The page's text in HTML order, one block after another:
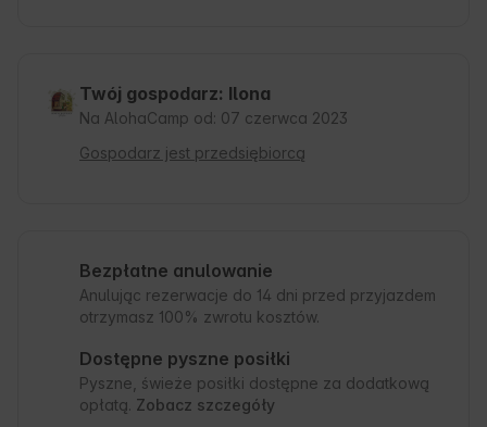
Twój gospodarz: Ilona
Na AlohaCamp od: 07 czerwca 2023
Gospodarz jest przedsiębiorcą
Bezpłatne anulowanie
Anulując rezerwacje do 14 dni przed przyjazdem
otrzymasz 100% zwrotu kosztów.
Dostępne pyszne posiłki
Pyszne, świeże posiłki dostępne za dodatkową
opłatą. Zobacz szczegóły